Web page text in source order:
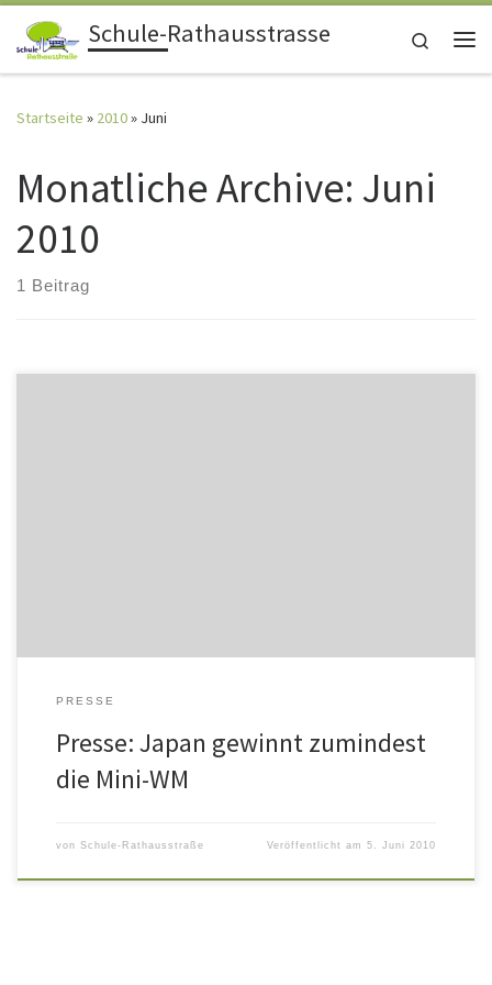
Zum Inhalt springen
Schule-Rathausstrasse
Search
Startseite » 2010» Juni
Monatliche Archive: Juni
2010
1 Beitrag
PRESSE
Presse: Japan gewinnt zumindest
die Mini-WM
von Schule-Rathausstraße Veröffentlicht am5. Juni 2010